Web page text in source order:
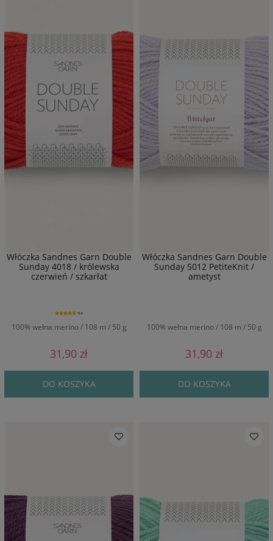
Włóczka Sandnes Garn Double
Sunday 4018 / królewska
czerwień / szkarłat
100% wełna merino / 108 m / 50 g
5.0
31,90 zł
DO KOSZYKA
Włóczka Sandnes Garn Double
Sunday 5012 PetiteKnit /
ametyst
100% wełna merino / 108 m / 50 g
31,90 zł
DO KOSZYKA